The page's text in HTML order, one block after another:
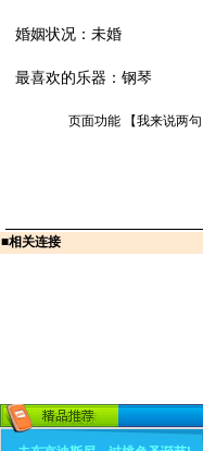
婚姻状况：未婚
最喜欢的乐器：钢琴
页面功能 【我来说两句
■相关连接